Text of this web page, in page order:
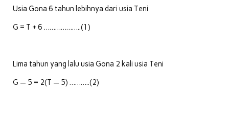
Usia Gona 6 tahun lebihnya dari usia Teni
G = T + 6 ………………..(1)
Lima tahun yang lalu usia Gona 2 kali usia Teni
G — 5 = 2(T — 5) ………..(2)